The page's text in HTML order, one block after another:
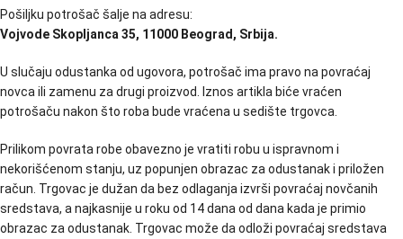
Pošiljku potrošač šalje na adresu:
Vojvode Skopljanca 35, 11000 Beograd, Srbija.
U slučaju odustanka od ugovora, potrošač ima pravo na povraćaj
novca ili zamenu za drugi proizvod. Iznos artikla biće vraćen
potrošaču nakon što roba bude vraćena u sedište trgovca.
Prilikom povrata robe obavezno je vratiti robu u ispravnom i
nekorišćenom stanju, uz popunjen obrazac za odustanak i priložen
račun. Trgovac je dužan da bez odlaganja izvrši povraćaj novčanih
sredstava, a najkasnije u roku od 14 dana od dana kada je primio
obrazac za odustanak. Trgovac može da odloži povraćaj sredstava